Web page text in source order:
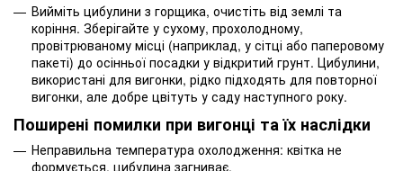
Вийміть цибулини з горщика, очистіть від землі та
коріння. Зберігайте у сухому, прохолодному,
провітрюваному місці (наприклад, у сітці або паперовому
пакеті) до осінньої посадки у відкритий грунт. Цибулини,
використані для вигонки, рідко підходять для повторної
вигонки, але добре цвітуть у саду наступного року.
Поширені помилки при вигонці та їх наслідки
Неправильна температура охолодження: квітка не
формується, цибулина загниває.